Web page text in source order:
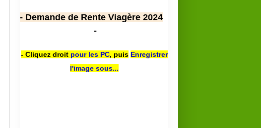
- Demande de Rente Viagère 2024
-
- Cliquez droit pour les PC, puis Enregistrer
l'image sous...